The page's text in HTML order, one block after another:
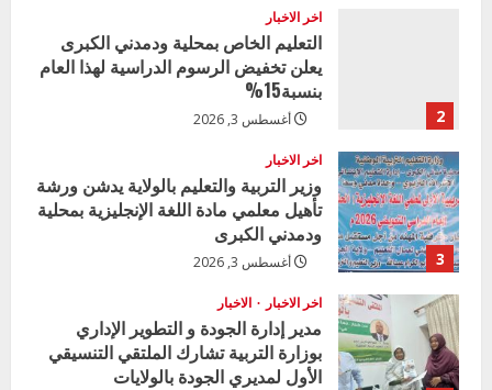
e
a
d
i
n
g
2
اخر الاخبار
التعليم الخاص بمحلية ودمدني الكبرى
يعلن تخفيض الرسوم الدراسية لهذا العام
بنسبة15%
أغسطس 3, 2026
3
اخر الاخبار
وزير التربية والتعليم بالولاية يدشن ورشة
تأهيل معلمي مادة اللغة الإنجليزية بمحلية
ودمدني الكبرى
أغسطس 3, 2026
اخر الاخبار الاخبار
مدير إدارة الجودة و التطوير الإداري
بوزارة التربية تشارك الملتقي التنسيقي
الأول لمديري الجودة بالولايات